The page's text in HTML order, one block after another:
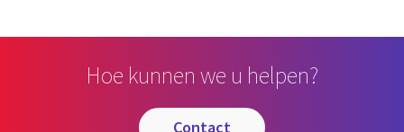
Hoe kunnen we u helpen?
contact